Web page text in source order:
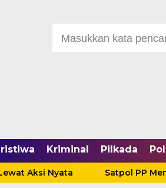
Kriminal Pilkada
Nyata Satpol PP Menang